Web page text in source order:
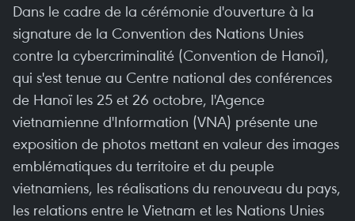
Dans le cadre de la cérémonie d'ouverture à la
signature de la Convention des Nations Unies
contre la cybercriminalité (Convention de Hanoï),
qui s'est tenue au Centre national des conférences
de Hanoï les 25 et 26 octobre, l'Agence
vietnamienne d'Information (VNA) présente une
exposition de photos mettant en valeur des images
emblématiques du territoire et du peuple
vietnamiens, les réalisations du renouveau du pays,
les relations entre le Vietnam et les Nations Unies